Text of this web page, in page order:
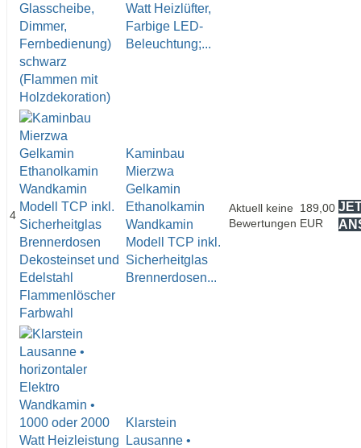
Watt Heizlüfter,
Farbige LED-
Beleuchtung;...
4
Kaminbau
Mierzwa
Gelkamin
Ethanolkamin
Wandkamin
Modell TCP inkl.
Sicherheitglas
Brennerdosen...
Aktuell keine
Bewertungen
189,00
EUR
Klarstein
Lausanne •